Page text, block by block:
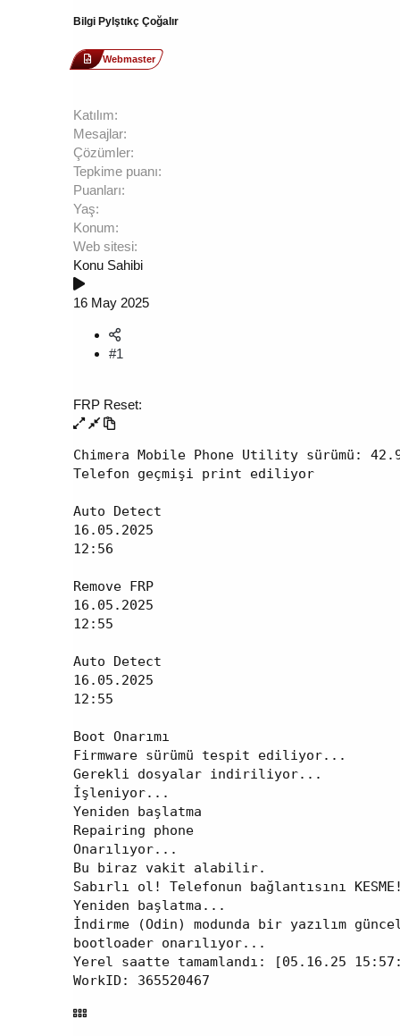
Bilgi Pylştıkç Çoğalır
Webmaster
Katılım
Mesajlar
Çözümler
Tepkime puanı
Puanları
Yaş
Konum
Web sitesi
Konu Sahibi
16 May 2025
#1
FRP Reset:
Chimera Mobile Phone Utility sürümü:
Telefon geçmişi print ediliyor
Auto Detect
16.05.2025
12:56
Remove FRP
16.05.2025
12:55
Auto Detect
16.05.2025
12:55
Boot Onarımı
Firmware sürümü tespit ediliyor...
Gerekli dosyalar indiriliyor...
İşleniyor...
Yeniden başlatma
Repairing phone
Onarılıyor...
Bu biraz vakit alabilir.
Sabırlı ol! Telefonun bağlantısını KESME!
Yeniden başlatma...
İndirme (Odin) modunda bir yazılım
bootloader onarılıyor...
Yerel saatte tamamlandı: [05.16.25
WorkID: 365520467